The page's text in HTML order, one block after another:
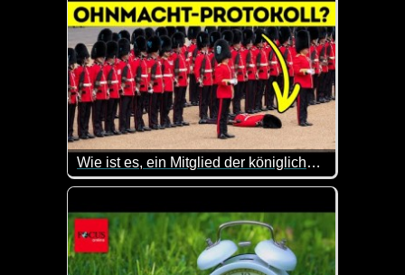
Wie ist es, ein Mitglied der königlichen Garde zu sein
Warst du schon mal am Buckingham Palace und